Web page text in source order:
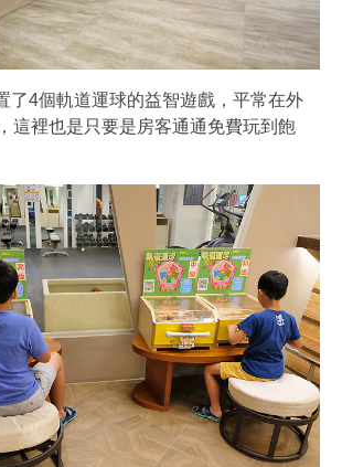
了4個軌道運球的益智遊戲，平常在外
這裡也是只要是房客通通免費玩到飽